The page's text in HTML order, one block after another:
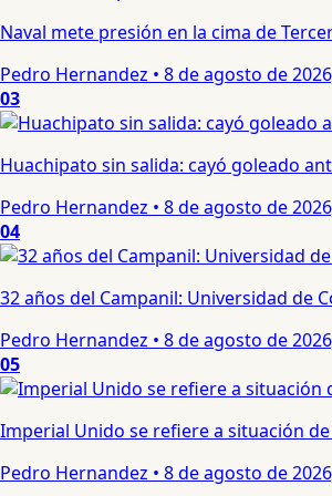
Naval mete presión en la cima de
Pedro Hernandez • 8 de agosto de
03
Huachipato sin salida: cayó goleado
Pedro Hernandez • 8 de agosto de
04
32 años del Campanil: Universidad de
Pedro Hernandez • 8 de agosto de
05
Imperial Unido se refiere a situación
Pedro Hernandez • 8 de agosto de